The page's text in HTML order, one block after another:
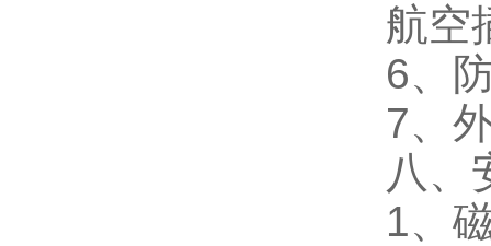
航空
6、
7、
八、
1、